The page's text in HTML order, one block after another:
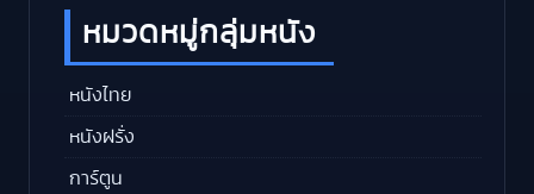
หมวดหมู่กลุ่มหนัง
หนังไทย
หนังฝรั่ง
การ์ตูน